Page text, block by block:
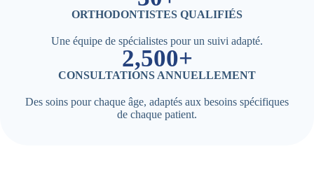
ORTHODONTISTES QUALIFIÉS
Une équipe de spécialistes pour un suivi adapté.
2,500+
CONSULTATIONS ANNUELLEMENT
Des soins pour chaque âge, adaptés aux besoins spécifiques
de chaque patient.